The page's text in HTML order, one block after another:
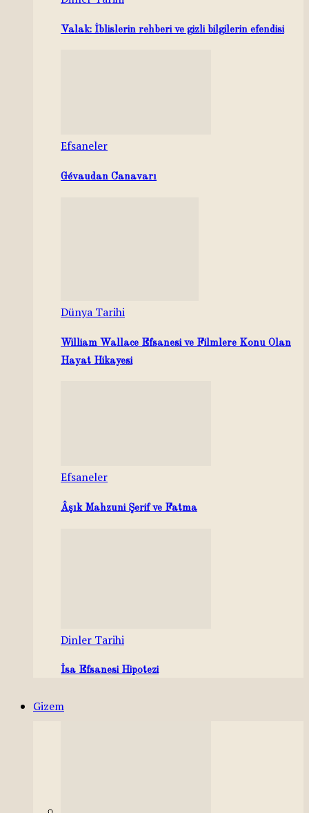
Valak: İblislerin rehberi ve gizli bilgilerin efendisi
Efsaneler
Gévaudan Canavarı
Dünya Tarihi
William Wallace Efsanesi ve Filmlere Konu Olan
Hayat Hikayesi
Efsaneler
Âşık Mahzuni Şerif ve Fatma
Dinler Tarihi
İsa Efsanesi Hipotezi
Gizem